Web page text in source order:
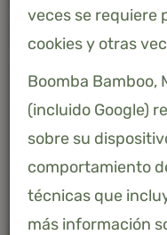
264,99 €
veces se requiere
cookies y otras
Boomba Bamboo,
(incluido Google)
sobre su
comportamiento
técnicas que
más información